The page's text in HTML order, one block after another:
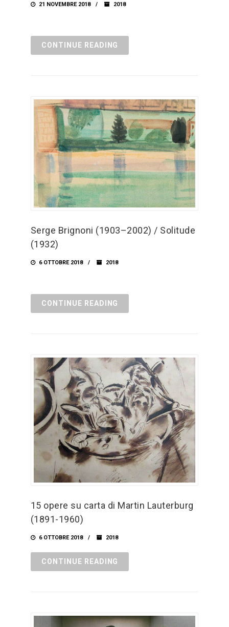
21 NOVEMBRE 2018 2018
CONTINUE READING
Serge Brignoni (1903–2002) / Solitude
(1932)
6 OTTOBRE 2018 2018
CONTINUE READING
15 opere su carta di Martin Lauterburg
(1891-1960)
6 OTTOBRE 2018 2018
CONTINUE READING